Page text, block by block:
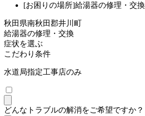
[お困りの場所]給湯器の修理・交換
秋田県南秋田郡井川町
給湯器の修理・交換
症状を選ぶ
こだわり条件
水道局指定工事店のみ
どんなトラブルの解消をご希望ですか？